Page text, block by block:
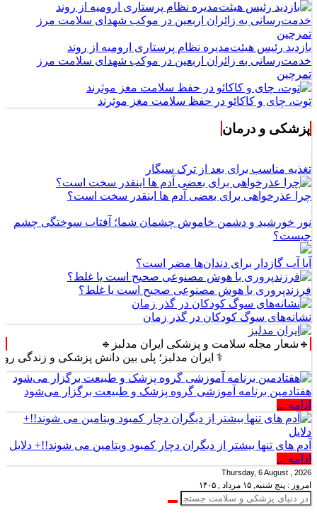
بازدید رئیس هیئت‌مدیره نظام پرستاری ارومیه از روند
خدمت‌رسانی به زائران اربعین در موکب شهدای سلامت مرز
تمرچین
توت، چای و کاکائو در حفظ سلامت مغز موثرند
پزشکی و درمان
تغذیه مناسب برای بعد از ترک سیگار
چرا عذرخواهی برای بعضی آدم ها اینقدر سخت است؟
نور خورشید و دشمن خاموش چشمان شما؛ آفتاب سوختگی چشم
چیست؟
آیا آب گازدار برای دندان‌ها مضر است؟
فرزندپروری با هوش مصنوعی صحیح است یا غلط؟
نشانه‌های سوگ کودکان در گذر زمان
🔹شعار مجله سلامت و پزشکی ایران مدلبز🔹
⚕️ ایران مدلبز؛ پلی بین دانش پزشکی و زندگی روزمره ⚕️
هفتادمین برنامه آموزشی گروه پزشک و طبیعت برگزار می‌شود
ادامه ...
آدم های تنها بیشتر از دیگران دچار کمبود ویتامین می شوند!!+ دلایل
ادامه ...
Thursday, 6 August , 2026
امروز : پنج شنبه, ۱۵ مرداد , ۱۴۰۵